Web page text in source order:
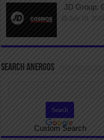
JD Group:
July 10,
SEARCH ANERGOS
Custom Search